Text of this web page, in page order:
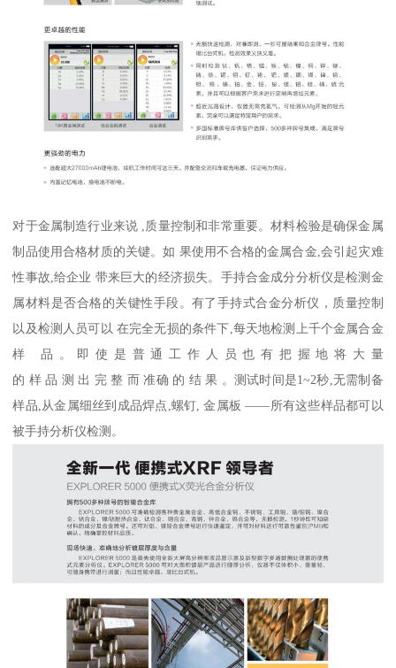
对于金属制造行业来说 ,质量控制和非常重要。材料检验是确保金属
制品使用合格材质的关键。如 果使用不合格的金属合金,会引起灾难
性事故,给企业 带来巨大的经济损失。手持合金成分分析仪是检测金
属材料是否合格的关键性手段。有了手持式合金分析仪，质量控制
以及检测人员可以 在完全无损的条件下,每天地检测上千个金属合金
样 品。即使是普通工作人员也有把握地将大量
的 样 品 测 出 完 整 而 准确 的 结 果 。测试时间是1~2秒,无需制备
样品,从金属细丝到成品焊点,螺钉, 金属板 ——所有这些样品都可以
被手持分析仪检测。